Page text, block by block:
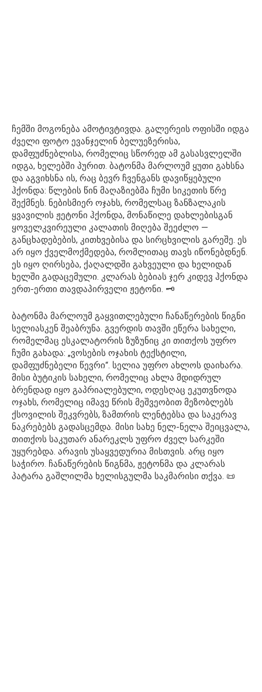
ჩემში მოგონება ამოტივტივდა. გალერეის ოფისში იდგა
ძველი ფოტო ევანჯელინ ბელუეზერისა,
დამფუძნებლისა, რომელიც სწორედ ამ გასასვლელში
იდგა, ხელებში პურით. ბატონმა მარლოუმ ყუთი გახსნა
და აგვიხსნა ის, რაც ბევრ ჩვენგანს დავიწყებული
ჰქონდა: წლების წინ მაღაზიებმა ჩუმი სიკეთის წრე
შექმნეს. ნებისმიერ ოჯახს, რომელსაც ზანზალაკის
ყვავილის ჟეტონი ჰქონდა, მონაწილე დახლებისგან
ყოველკვირეული კალათის მიღება შეეძლო —
განცხადებების, კითხვებისა და სირცხვილის გარეშე. ეს
არ იყო ქველმოქმედება, რომლითაც თავს იწონებდნენ.
ეს იყო ღირსება, ქაღალდში გახვეული და ხელიდან
ხელში გადაცემული. კლარას ბებიას ჯერ კიდევ ჰქონდა
ერთ-ერთი თავდაპირველი ჟეტონი. 🗝️
ბატონმა მარლოუმ გაყვითლებული ჩანაწერების წიგნი
სელიასკენ შეაბრუნა. გვერდის თავში ეწერა სახელი,
რომელმაც ესკალატორის ზუზუნიც კი თითქოს უფრო
ჩუმი გახადა: „ვოსების ოჯახის ტექსტილი,
დამფუძნებელი წევრი“. სელია უფრო ახლოს დაიხარა.
მისი ბუტიკის სახელი, რომელიც ახლა მდიდრულ
ბრენდად იყო გაპრიალებული, ოდესღაც ეკუთვნოდა
ოჯახს, რომელიც იმავე წრის მეშვეობით მეზობლებს
ქსოვილის შეკვრებს, ზამთრის ლენტებსა და საკერავ
ნაკრებებს გადასცემდა. მისი სახე ნელ-ნელა შეიცვალა,
თითქოს საკუთარ ანარეკლს უფრო ძველ სარკეში
უყურებდა. არავის უსაყვედურია მისთვის. არც იყო
საჭირო. ჩანაწერების წიგნმა, ჟეტონმა და კლარას
პატარა გაშლილმა ხელისგულმა საკმარისი თქვა. 📜